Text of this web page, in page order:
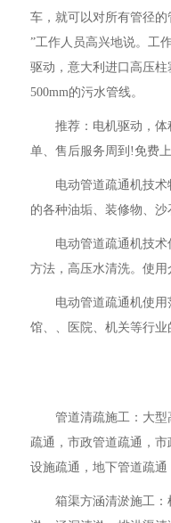
车，就可以对所有管径的
”工作人员高兴地说。工
驱动，意大利进口高压柱
500mm的污水管线。
推荐：电机驱动，
单、售后服务周到!免费
电动管道疏通机技
的各种油垢、装修物、沙
电动管道疏通机技
方法，高压水清洗。使用
电动管道疏通机使
馆、、医院、机关等行业
管道清疏施工：大
疏通，市政管道疏通，
设施疏通，地下管道疏
箱渠方涵清淤施工